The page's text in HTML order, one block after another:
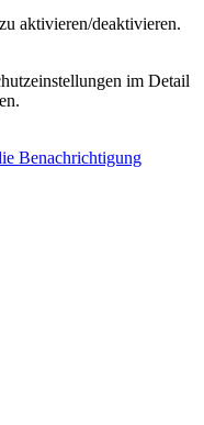
aktivieren/deaktivieren.
im Detail
Benachrichtigung